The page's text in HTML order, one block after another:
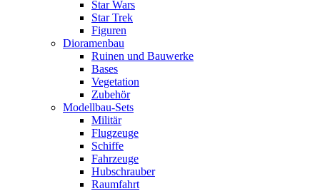
Star Wars
Star Trek
Figuren
Dioramenbau
Ruinen und Bauwerke
Bases
Vegetation
Zubehör
Modellbau-Sets
Militär
Flugzeuge
Schiffe
Fahrzeuge
Hubschrauber
Raumfahrt